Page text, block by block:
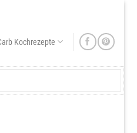
Kochrezepte